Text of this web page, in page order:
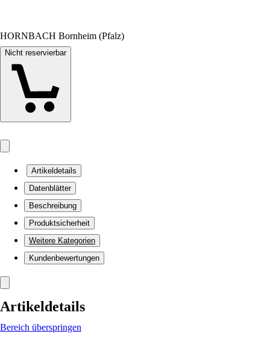
HORNBACH Bornheim (Pfalz)
Nicht reservierbar
Artikeldetails
Datenblätter
Beschreibung
Produktsicherheit
Weitere Kategorien
Kundenbewertungen
Artikeldetails
Bereich überspringen